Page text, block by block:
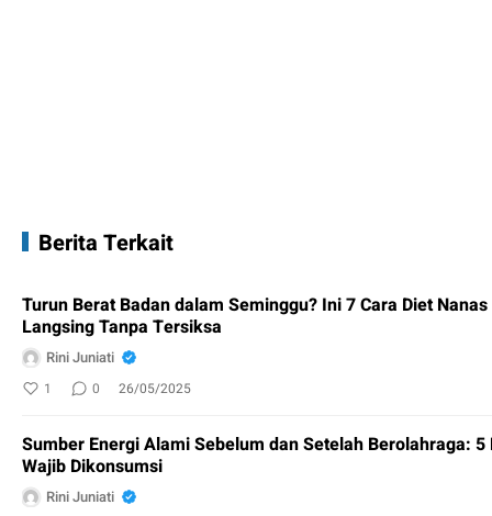
Berita Terkait
Turun Berat Badan dalam Seminggu? Ini 7 Cara Diet
Langsing Tanpa Tersiksa
Rini Juniati
1 0 26/05/2025
Sumber Energi Alami Sebelum dan Setelah Berolahraga:
Wajib Dikonsumsi
Rini Juniati